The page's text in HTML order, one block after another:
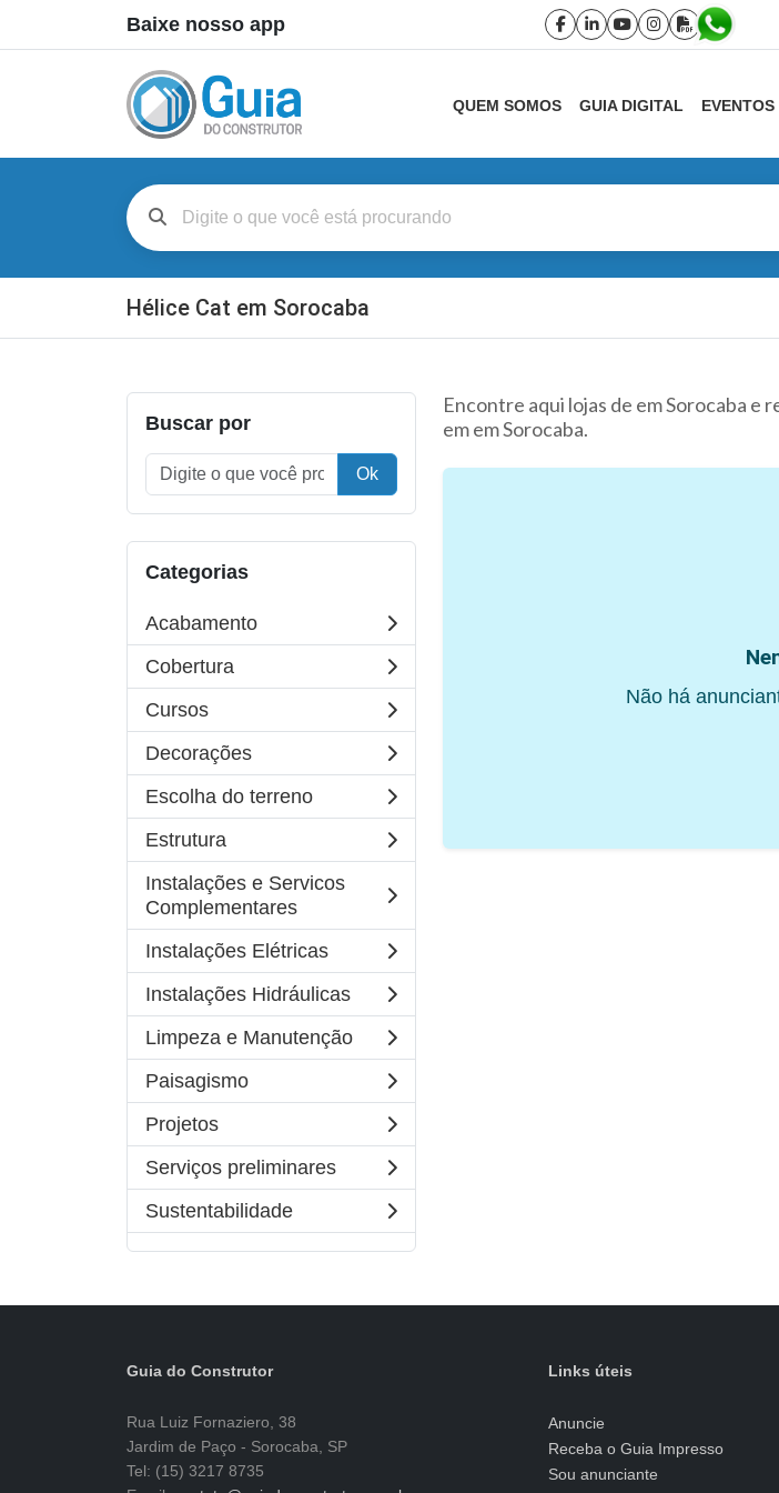
Baixe nosso app
QUEM SOMOS GUIA DIGITAL EVENTOS
Hélice Cat em Sorocaba
Buscar por
Ok
Categorias
Acabamento
Cobertura
Cursos
Decorações
Escolha do terreno
Estrutura
Instalações e Servicos
Complementares
Instalações Elétricas
Instalações Hidráulicas
Limpeza e Manutenção
Paisagismo
Projetos
Serviços preliminares
Sustentabilidade
Encontre aqui lojas de em Sorocaba e
em em Sorocaba.
Não há
Guia do Construtor
Rua Luiz Fornaziero, 38
Jardim de Paço - Sorocaba, SP
Tel: (15) 3217 8735
Links úteis
Anuncie
Receba o Guia Impresso
Sou anunciante